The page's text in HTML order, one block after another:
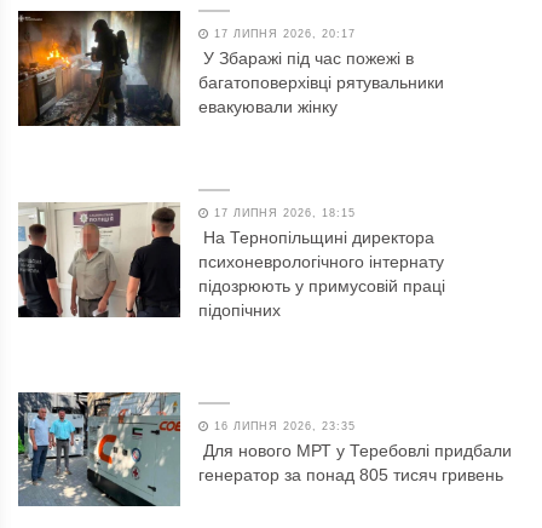
17 ЛИПНЯ 2026, 20:17
У Збаражі під час пожежі в
багатоповерхівці рятувальники
евакуювали жінку
17 ЛИПНЯ 2026, 18:15
На Тернопільщині директора
психоневрологічного інтернату
підозрюють у примусовій праці
підопічних
16 ЛИПНЯ 2026, 23:35
Для нового МРТ у Теребовлі придбали
генератор за понад 805 тисяч гривень